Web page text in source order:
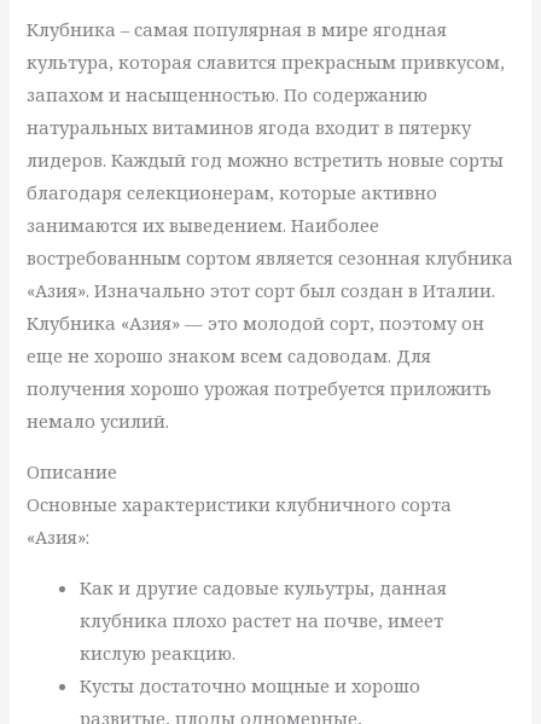
Клубника – самая популярная в мире ягодная
культура, которая славится прекрасным привкусом,
запахом и насыщенностью. По содержанию
натуральных витаминов ягода входит в пятерку
лидеров. Каждый год можно встретить новые сорты
благодаря селекционерам, которые активно
занимаются их выведением. Наиболее
востребованным сортом является сезонная клубника
«Азия». Изначально этот сорт был создан в Италии.
Клубника «Азия» — это молодой сорт, поэтому он
еще не хорошо знаком всем садоводам. Для
получения хорошо урожая потребуется приложить
немало усилий.
Описание
Основные характеристики клубничного сорта
«Азия»:
Как и другие садовые кульутры, данная
клубника плохо растет на почве, имеет
кислую реакцию.
Кусты достаточно мощные и хорошо
развитые, плоды одномерные,